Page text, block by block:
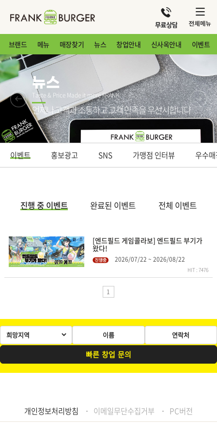
브랜드 메뉴 매장찾기 뉴스 창업안내 신사옥안내 이벤트
뉴스
Taste & Price Made it more FRANK
언제나 고객과 소통하고 고객 만족을 우선시합니다
이벤트 홍보광고 SNS 가맹점 인터뷰 우수
진행 중 이벤트 완료된 이벤트 전체 이벤트
[엔드필드 게임콜라보] 엔드필드 부기가
왔다!
2026/07/22 ~ 2026/08/22
HIT : 7476
1
빠른 창업 문의
개인정보처리방침 이메일무단수집거부 PC버전